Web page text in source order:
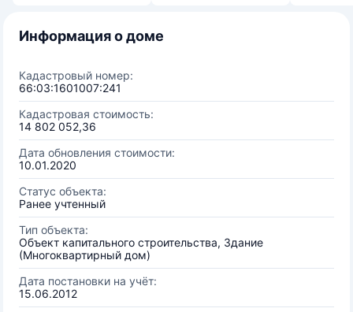
Информация о доме
Кадастровый номер:
66:03:1601007:241
Кадастровая стоимость:
14 802 052,36
Дата обновления стоимости:
10.01.2020
Статус объекта:
Ранее учтенный
Тип объекта:
Объект капитального строительства, Здание
(Многоквартирный дом)
Дата постановки на учёт:
15.06.2012